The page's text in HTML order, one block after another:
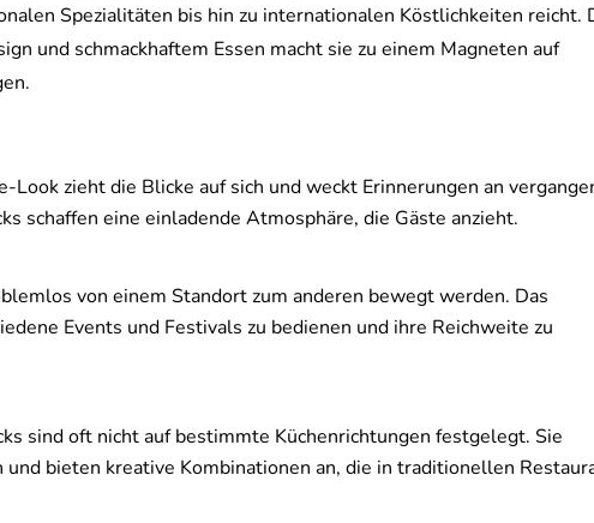
Spezialitäten bis hin zu internationalen Köstlichkeiten reicht.
und schmackhaftem Essen macht sie zu einem Magneten auf
Look zieht die Blicke auf sich und weckt Erinnerungen an
schaffen eine einladende Atmosphäre, die Gäste anzieht.
von einem Standort zum anderen bewegt werden. Das
Events und Festivals zu bedienen und ihre Reichweite zu
sind oft nicht auf bestimmte Küchenrichtungen festgelegt. Sie
bieten kreative Kombinationen an, die in traditionellen